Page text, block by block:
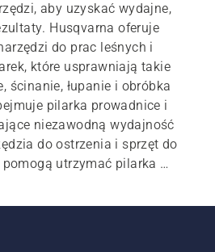
aby uzyskać wydajne,
Husqvarna oferuje
do prac leśnych i
które usprawniają takie
ścinanie, łupanie i obróbka
pilarka prowadnice i
niezawodną wydajność
do ostrzenia i sprzęt do
utrzymać pilarka
zaprojektowane z